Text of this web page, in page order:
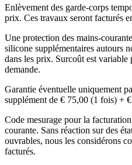
Enlèvement des garde-corps
prix. Ces travaux seront facturés
Une protection des mains-
silicone supplémentaires autours
dans les prix. Surcoût est
demande.
Garantie éventuelle uniquement
supplément de € 75,00 (1 fois) +
Code mesurage pour la
courante. Sans réaction sur des
ouvrables, nous les considérons
facturés.